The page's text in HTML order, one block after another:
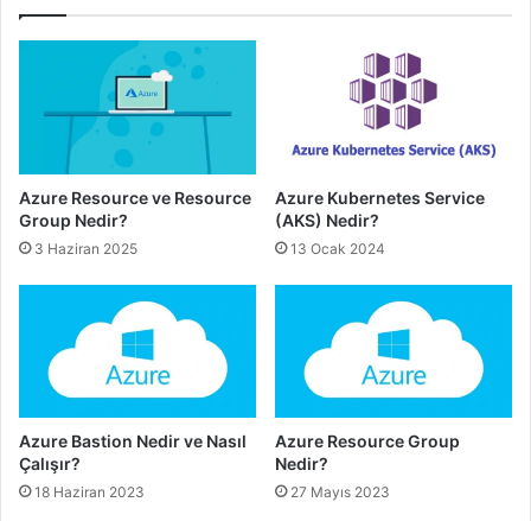
Azure Resource ve Resource
Group Nedir?
3 Haziran 2025
Azure Kubernetes Service
(AKS) Nedir?
13 Ocak 2024
Azure Bastion Nedir ve Nasıl
Çalışır?
18 Haziran 2023
Azure Resource Group
Nedir?
27 Mayıs 2023